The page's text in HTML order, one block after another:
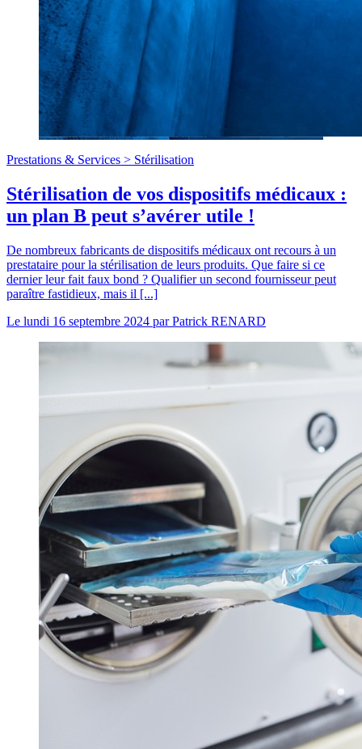
Prestations & Services > Stérilisation
Stérilisation de vos dispositifs médicaux :
un plan B peut s’avérer utile !
De nombreux fabricants de dispositifs médicaux ont recours à un
prestataire pour la stérilisation de leurs produits. Que faire si ce
dernier leur fait faux bond ? Qualifier un second fournisseur peut
paraître fastidieux, mais il [...]
Le lundi 16 septembre 2024 parPatrick RENARD